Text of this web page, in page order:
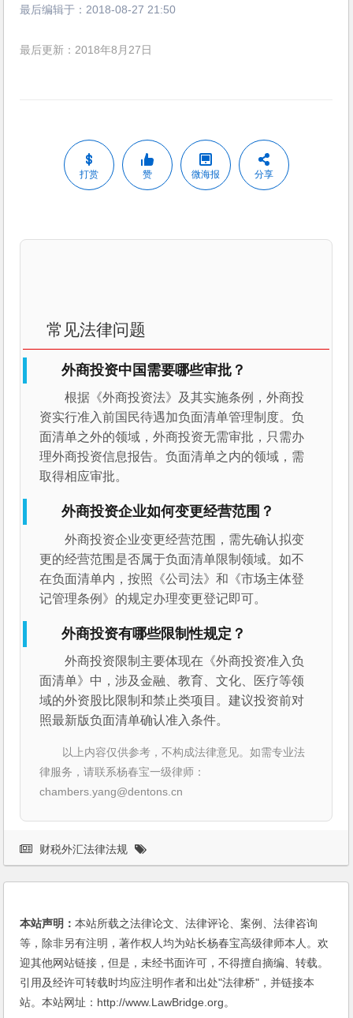
最后编辑于： 2018-08-27 21:50
最后更新：2018年8月27日
打赏 赞 微海报 分享
常见法律问题
外商投资中国需要哪些审批？
根据《外商投资法》及其实施条例，外商投
资实行准入前国民待遇加负面清单管理制度。负
面清单之外的领域，外商投资无需审批，只需办
理外商投资信息报告。负面清单之内的领域，需
取得相应审批。
外商投资企业如何变更经营范围？
外商投资企业变更经营范围，需先确认拟变
更的经营范围是否属于负面清单限制领域。如不
在负面清单内，按照《公司法》和《市场主体登
记管理条例》的规定办理变更登记即可。
外商投资有哪些限制性规定？
外商投资限制主要体现在《外商投资准入负
面清单》中，涉及金融、教育、文化、医疗等领
域的外资股比限制和禁止类项目。建议投资前对
照最新版负面清单确认准入条件。
以上内容仅供参考，不构成法律意见。如需专业法
律服务，请联系杨春宝一级律师：
chambers.yang@dentons.cn
财税外汇法律法规
本站声明：本站所载之法律论文、法律评论、案例、法律咨询
等，除非另有注明，著作权人均为站长杨春宝高级律师本人。欢
迎其他网站链接，但是，未经书面许可，不得擅自摘编、转载。
引用及经许可转载时均应注明作者和出处"法律桥"，并链接本
站。本站网址：http://www.LawBridge.org。